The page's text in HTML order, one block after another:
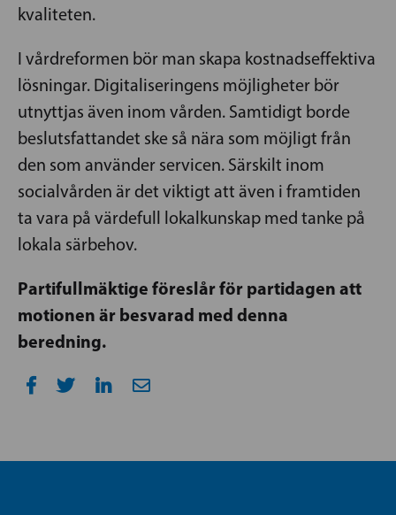
kvaliteten.
I vårdreformen bör man skapa kostnadseffektiva
lösningar. Digitaliseringens möjligheter bör
utnyttjas även inom vården. Samtidigt borde
beslutsfattandet ske så nära som möjligt från
den som använder servicen. Särskilt inom
socialvården är det viktigt att även i framtiden
ta vara på värdefull lokalkunskap med tanke på
lokala särbehov.
Partifullmäktige föreslår för partidagen att
motionen är besvarad med denna
beredning.